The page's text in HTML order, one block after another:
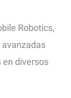
Robotics,
en diversos